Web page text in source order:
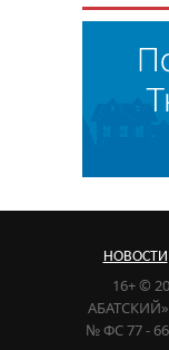
НОВОСТИ
16+ ©
№ ФС 77 -